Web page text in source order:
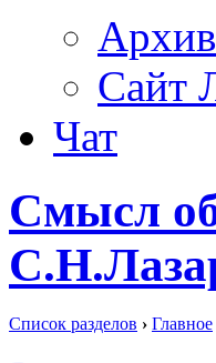
Сайт
Чат
Смысл
Список разделов › Главное